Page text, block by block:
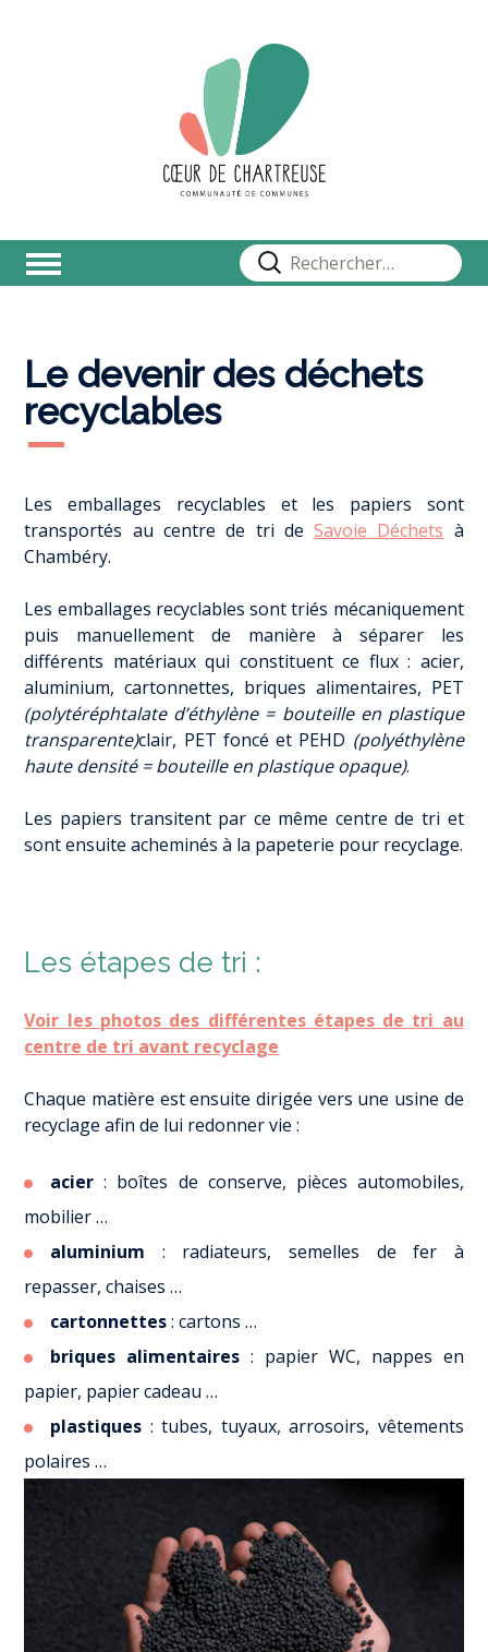
Rechercher :
Le devenir des déchets
recyclables
Les emballages recyclables et les papiers sont
transportés au centre de tri deSavoie Déchets à
Chambéry.
Les emballages recyclables sont triés mécaniquement
puis manuellement de manière à séparer les
différents matériaux qui constituent ce flux : acier,
aluminium, cartonnettes, briques alimentaires, PET
(polytéréphtalate d’éthylène = bouteille en plastique
transparente)clair, PET foncé et PEHD (polyéthylène
haute densité = bouteille en plastique opaque).
Les papiers transitent par ce même centre de tri et
sont ensuite acheminés à la papeterie pour recyclage.
Les étapes de tri :
Voir les photos des différentes étapes de tri au
centre de tri avant recyclage
Chaque matière est ensuite dirigée vers une usine de
recyclage afin de lui redonner vie :
acier : boîtes de conserve, pièces automobiles,
mobilier …
aluminium : radiateurs, semelles de fer à
repasser, chaises …
cartonnettes: cartons …
briques alimentaires : papier WC, nappes en
papier, papier cadeau …
plastiques : tubes, tuyaux, arrosoirs, vêtements
polaires …